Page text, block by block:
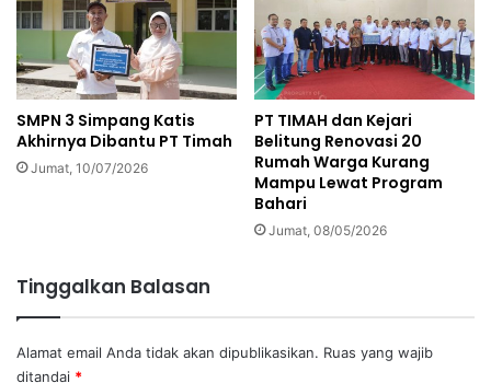
SMPN 3 Simpang Katis
Akhirnya Dibantu PT Timah
Jumat, 10/07/2026
PT TIMAH dan Kejari
Belitung Renovasi 20
Rumah Warga Kurang
Mampu Lewat Program
Bahari
Jumat, 08/05/2026
Tinggalkan Balasan
Alamat email Anda tidak akan dipublikasikan. Ruas yang wajib
ditandai *